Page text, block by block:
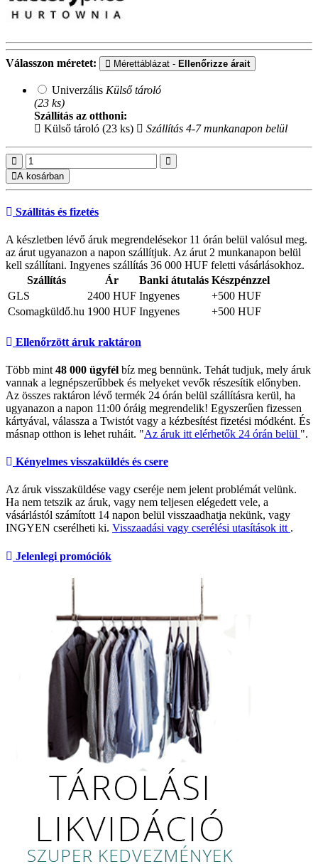
Válasszon méretet: Mérettáblázat - Ellenőrizze árait
Univerzális Külső tároló
(23 ks)
Szállítás az otthoni:
Külső tároló (23 ks)
Szállítás 4-7 munkanapon belül
A kosárban
Szállítás és fizetés
A készletben lévő áruk megrendelésekor 11 órán belül valósul meg.
az árut ugyanazon a napon szállítjuk. Az árut 2 munkanapon belül
kell szállítani. Ingyenes szállítás 36 000 HUF feletti vásárlásokhoz.
Szállítás
Ár Banki átutalás Készpénzzel
GLS
2400 HUF Ingyenes
+500 HUF
Csomagküldő.hu 1900 HUF Ingyenes +500 HUF
Ellenőrzött áruk raktáron
Több mint 48 000 ügyfél bíz meg bennünk. Tehát tudjuk, mely áruk
vannak a legnépszerűbbek és melyeket vevők részesítik előnyben.
Az összes raktáron lévő termék 24 órán belül szállításra kerül, ha
ugyanazon a napon 11:00 óráig megrendelik! Egyszerűen fizessen
kártyával, válassza a Twistót vagy a kézbesítést fizetési módként. És
másnap otthon is lehet ruháit. "Az áruk itt elérhetők 24 órán belül ".
Kényelmes visszaküldés és csere
Az áruk visszaküldése vagy cseréje nem jelent problémát velünk.
Ha nem tetszik az áruk, vagy nem teljesen elégedett vele, a
vásárlástól számított 14 napon belül visszaadhatja nekünk, vagy
INGYEN cserélheti ki. Visszaadási vagy cserélési utasítások itt .
Jelenlegi promóciók